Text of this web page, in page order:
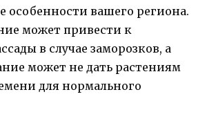
особенности вашего региона.
может привести к
в случае заморозков, а
может не дать растениям
для нормального